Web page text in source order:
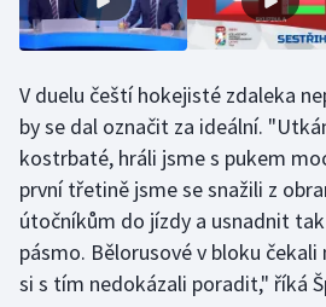
Ragby
Rychlobruslení
Rychlostní kanoistika
Short track
Sportovní střelba
V duelu čeští hokejisté zdaleka
by se dal označit za ideální.
kostrbaté, hráli jsme s pukem
první třetině jsme se snažili z
útočníkům do jízdy a usnadnit
pásmo. Bělorusové v bloku čekali
si s tím nedokázali poradit," říká